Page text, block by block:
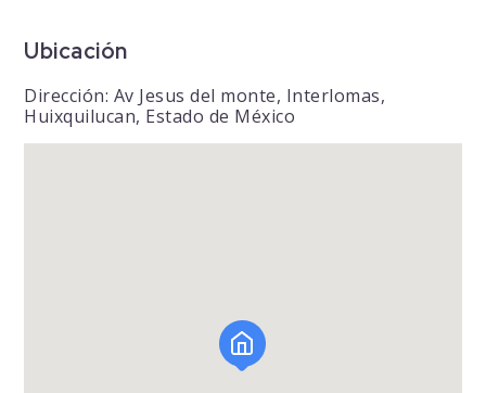
Ubicación
Dirección: Av Jesus del monte, Interlomas,
Huixquilucan, Estado de México